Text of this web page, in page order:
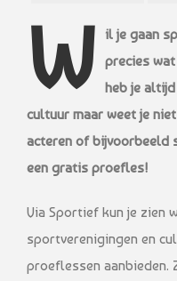
W
il je gaan
precies
heb je
cultuur maar weet je
acteren of bijvoorbeeld
een gratis proefles!
Via Sportief kun je zien
sportverenigingen en
proeflessen aanbieden.